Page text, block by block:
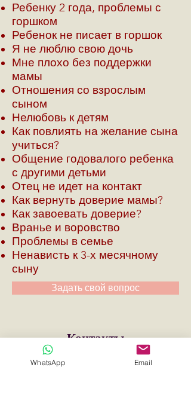
Ребенку 2 года, проблемы с
горшком
Ребенок не писает в горшок
Я не люблю свою дочь
Мне плохо без поддержки
мамы
Отношения со взрослым
сыном
Нелюбовь к детям
Как повлиять на желание сына
учиться?
Общение годовалого ребенка
с другими детьми
Отец не идет на контакт
Как вернуть доверие мамы?
Как завоевать доверие?
Вранье и воровство
Проблемы в семье
Ненависть к 3-х месячному
сыну
Задать свой вопрос
Контакты
WhatsApp Email